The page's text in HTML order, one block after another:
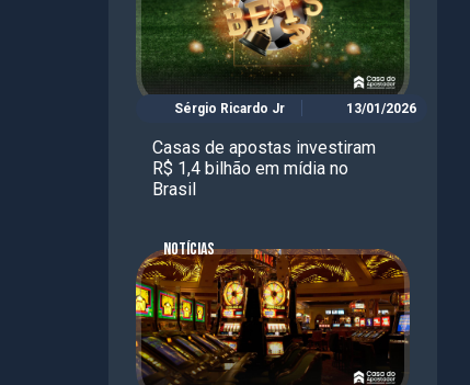
Sérgio Ricardo Jr 13/01/2026
Casas de apostas investiram
R$ 1,4 bilhão em mídia no
Brasil
NOTÍCIAS